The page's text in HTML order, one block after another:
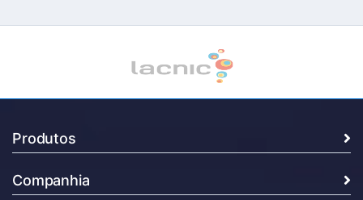
Produtos
Companhia